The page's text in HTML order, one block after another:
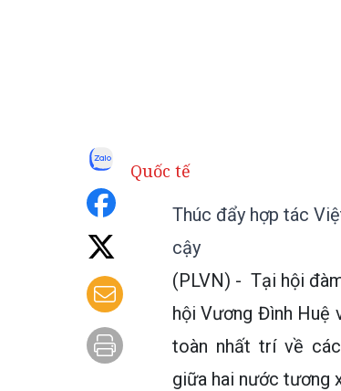
Quốc tế
Thúc đẩy hợp tác
cậy
(PLVN) - Tại hội
hội Vương Đình Huệ
toàn nhất trí về
giữa hai nước tương